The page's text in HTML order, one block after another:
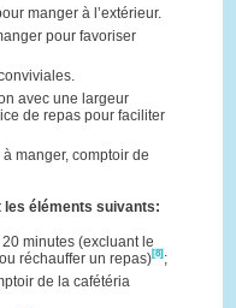
manger à l’extérieur.
pour favoriser
avec une largeur
de repas pour faciliter
manger, comptoir de
éléments suivants:
minutes (excluant le
réchauffer un repas)[8] ;
de la cafétéria